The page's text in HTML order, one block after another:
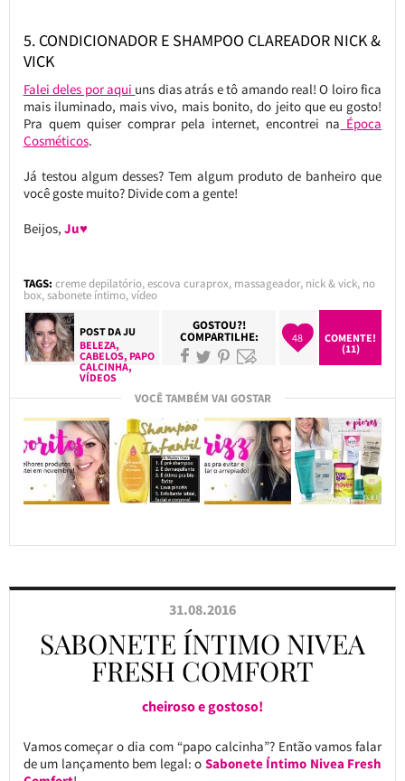
5. CONDICIONADOR E SHAMPOO CLAREADOR NICK &
VICK
Falei deles por aqui uns dias atrás e tô amando real! O loiro fica
mais iluminado, mais vivo, mais bonito, do jeito que eu gosto!
Pra quem quiser comprar pela internet, encontrei na Época
Cosméticos.
Já testou algum desses? Tem algum produto de banheiro que
você goste muito? Divide com a gente!
Beijos, Ju♥
TAGS: creme depilatório,escova curaprox, massageador, nick & vick, no
box,sabonete íntimo,vídeo
POST DAJU
BELEZA,
CABELOS, PAPO
CALCINHA,
VÍDEOS
GOSTOU?!
COMPARTILHE: 48
COMENTE!
(11)
VOCÊ TAMBÉM VAI GOSTAR
31.08.2016
SABONETE ÍNTIMO NIVEA
FRESH COMFORT
cheiroso e gostoso!
Vamos começar o dia com “papo calcinha”? Então vamos falar
de um lançamento bem legal: o Sabonete Íntimo Nivea Fresh